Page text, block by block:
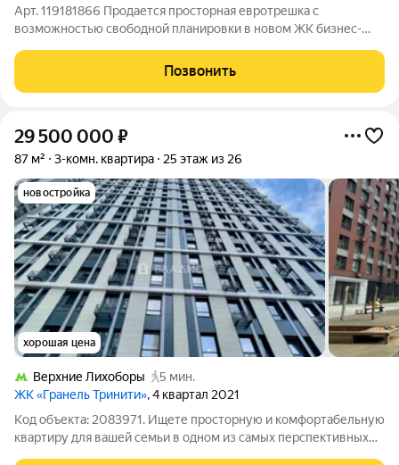
Арт. 119181866 Продаетcя просторная евpотpешка с
возможностью свободной планировки в новом ЖK бизнес-
закрытым двором без машин, подзeмным пapкингом, большой
детской площадкой. Данную квартиру можно
Позвонить
29 500 000 ₽
87 м² 3-комн. квартира 25 этаж из 26
новостройка
хорошая цена
Верхние Лихоборы
5 мин.
ЖК «Гранель Тринити», 4 квартал 2021
Код объекта: 2083971. Ищете просторную и комфортабельную
квартиру для вашей семьи в одном из самых перспективных